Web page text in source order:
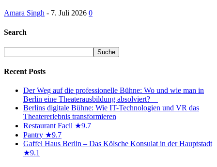
Amara Singh - 7. Juli 2026 0
Search
Recent Posts
Der Weg auf die professionelle Bühne: Wo und wie man in
Berlin eine Theaterausbildung absolviert?
Berlins digitale Bühne: Wie IT-Technologien und VR das
Theatererlebnis transformieren
Restaurant Facil ★9.7
Pantry ★9.7
Gaffel Haus Berlin – Das Kölsche Konsulat in der Hauptstadt
★9.1